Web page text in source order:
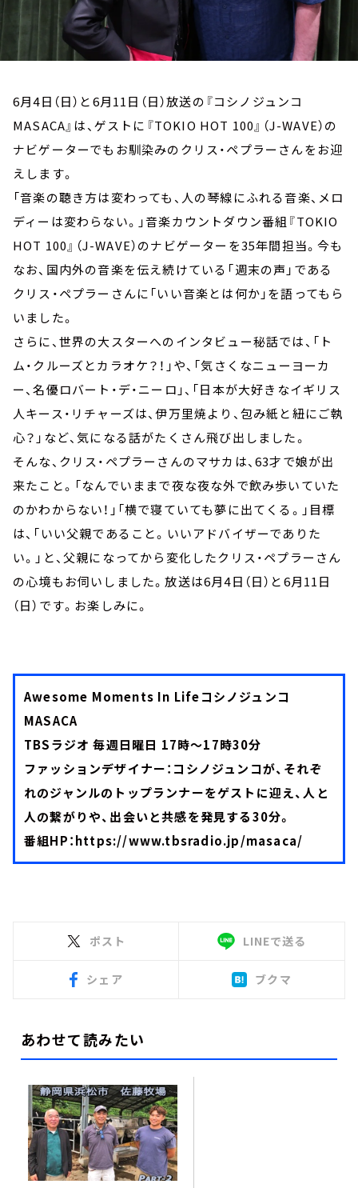
6月4日（日）と6月11日（日）放送の『コシノジュンコ
MASACA』は、ゲストに『TOKIO HOT 100』（J-WAVE）の
ナビゲーターでもお馴染みのクリス・ペプラーさんをお迎
えします。
「音楽の聴き方は変わっても、人の琴線にふれる音楽、メロ
ディーは変わらない。」音楽カウントダウン番組『TOKIO
HOT 100』（J-WAVE）のナビゲーターを35年間担当。今も
なお、国内外の音楽を伝え続けている「週末の声」である
クリス・ペプラーさんに「いい音楽とは何か」を語ってもら
いました。
さらに、世界の大スターへのインタビュー秘話では、「ト
ム・クルーズとカラオケ？！」や、「気さくなニューヨーカ
ー、名優ロバート・デ・ニーロ」、「日本が大好きなイギリス
人キース・リチャーズは、伊万里焼より、包み紙と紐にご執
心？」など、気になる話がたくさん飛び出しました。
そんな、クリス・ペプラーさんのマサカは、63才で娘が出
来たこと。「なんでいままで夜な夜な外で飲み歩いていた
のかわからない！」「横で寝ていても夢に出てくる。」目標
は、「いい父親であること。いいアドバイザーでありた
い。」と、父親になってから変化したクリス・ペプラーさん
の心境もお伺いしました。放送は6月4日（日）と6月11日
（日）です。お楽しみに。
Awesome Moments In Lifeコシノジュンコ
MASACA
TBSラジオ 毎週日曜日 17時～17時30分
ファッションデザイナー：コシノジュンコが、それぞ
れのジャンルのトップランナーをゲストに迎え、人と
人の繋がりや、出会いと共感を発見する30分。
番組HP：https://www.tbsradio.jp/masaca/
ポスト LINEで送る
シェア ブクマ
あわせて読みたい